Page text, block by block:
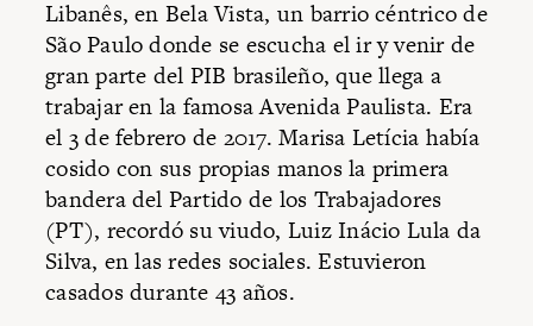
Libanês, en Bela Vista, un barrio céntrico de
São Paulo donde se escucha el ir y venir de
gran parte del PIB brasileño, que llega a
trabajar en la famosa Avenida Paulista. Era
el 3 de febrero de 2017. Marisa Letícia había
cosido con sus propias manos la primera
bandera del Partido de los Trabajadores
(PT), recordó su viudo, Luiz Inácio Lula da
Silva, en las redes sociales. Estuvieron
casados durante 43 años.